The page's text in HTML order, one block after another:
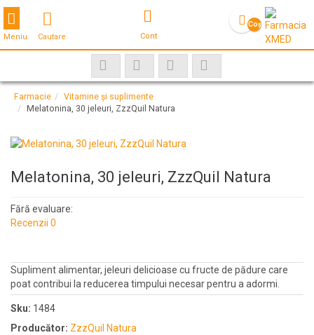
Cautare Cont
Coş
Toggle navigation
Meniu
Farmacie
Vitamine și suplimente
Melatonina, 30 jeleuri, ZzzQuil Natura
Melatonina, 30 jeleuri, ZzzQuil Natura
Fără evaluare:
Recenzii 0
Supliment alimentar, jeleuri delicioase cu fructe de pădure care
poat contribui la reducerea timpului necesar pentru a adormi.
Sku: 1484
Producător: ZzzQuil Natura